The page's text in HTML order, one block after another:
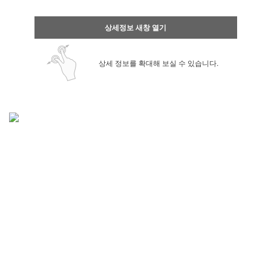
상세정보 새창 열기
상세 정보를 확대해 보실 수 있습니다.